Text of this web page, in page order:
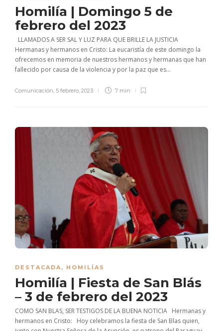
Homilía | Domingo 5 de
febrero del 2023
LLAMADOS A SER SAL Y LUZ PARA QUE BRILLE LA JUSTICIA
Hermanas y hermanos en Cristo: La eucaristía de este domingo la
ofrecemos en memoria de nuestros hermanos y hermanas que han
fallecido por causa de la violencia y por la paz que es...
Comunicación, 5 febrero, 2023 7 min
DESTACADA, HOMILÍAS
Homilía | Fiesta de San Blás
– 3 de febrero del 2023
COMO SAN BLAS, SER TESTIGOS DE LA BUENA NOTICIA Hermanas y
hermanos en Cristo: Hoy celebramos la fiesta de San Blas quien,